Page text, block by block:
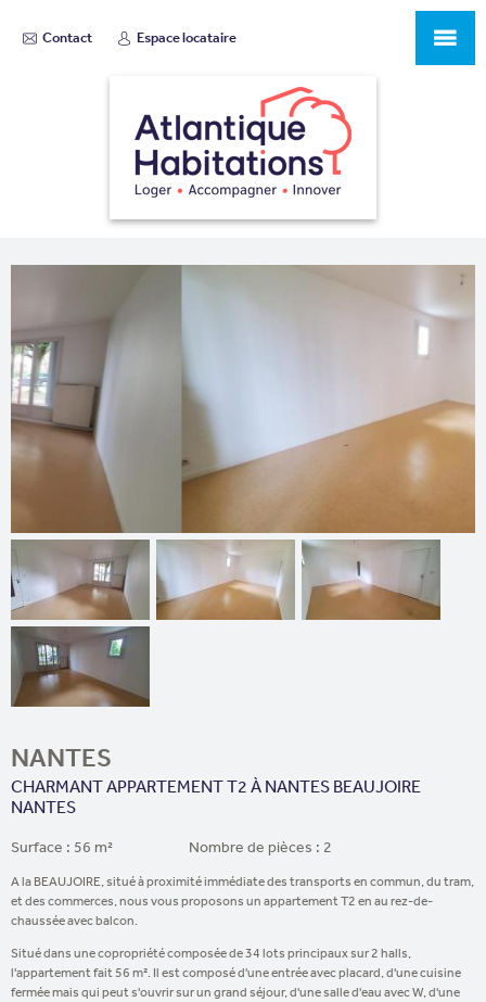
Contact Espace locataire
NANTES
CHARMANT APPARTEMENT T2 À NANTES BEAUJOIRE
NANTES
Surface : 56 m² Nombre de pièces : 2
A la BEAUJOIRE, situé à proximité immédiate des transports en commun, du tram,
et des commerces, nous vous proposons un appartement T2 en au rez-de-
chaussée avec balcon.
Situé dans une copropriété composée de 34 lots principaux sur 2 halls,
l'appartement fait 56 m². Il est composé d'une entrée avec placard, d'une cuisine
fermée mais qui peut s'ouvrir sur un grand séjour, d'une salle d'eau avec W, d'une